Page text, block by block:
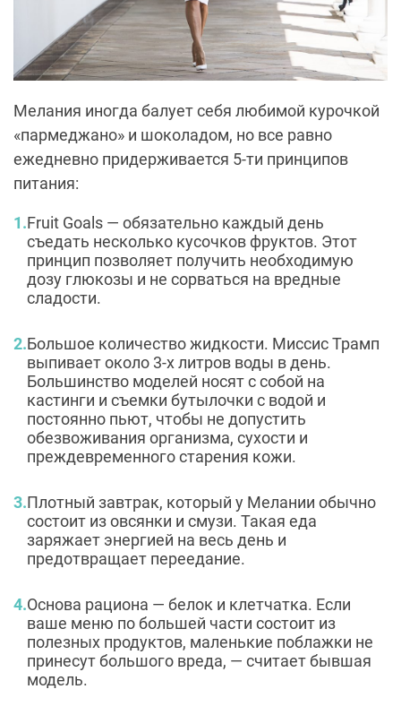
Мелания иногда балует себя любимой курочкой
«пармеджано» и шоколадом, но все равно
ежедневно придерживается 5-ти принципов
питания:
Fruit Goals — обязательно каждый день
съедать несколько кусочков фруктов. Этот
принцип позволяет получить необходимую
дозу глюкозы и не сорваться на вредные
сладости.
Большое количество жидкости. Миссис Трамп
выпивает около 3-х литров воды в день.
Большинство моделей носят с собой на
кастинги и съемки бутылочки с водой и
постоянно пьют, чтобы не допустить
обезвоживания организма, сухости и
преждевременного старения кожи.
Плотный завтрак, который у Мелании обычно
состоит из овсянки и смузи. Такая еда
заряжает энергией на весь день и
предотвращает переедание.
Основа рациона — белок и клетчатка. Если
ваше меню по большей части состоит из
полезных продуктов, маленькие поблажки не
принесут большого вреда, — считает бывшая
модель.